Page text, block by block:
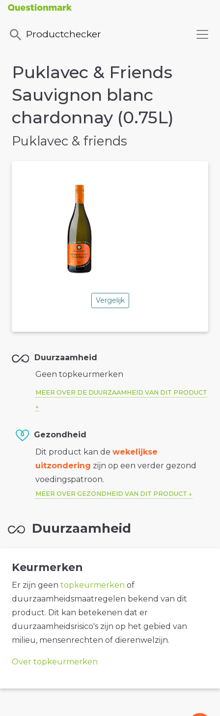
Productchecker
Puklavec & Friends
Sauvignon blanc
chardonnay (0.75L)
Puklavec & friends
Vergelijk
Duurzaamheid
Geen topkeurmerken
MEER OVER DE DUURZAAMHEID VAN DIT PRODUCT
Gezondheid
Dit product kan de wekelijkse
uitzondering zijn op een verder gezond
voedingspatroon.
MEER OVER GEZONDHEID VAN DIT PRODUCT
Duurzaamheid
Keurmerken
Er zijn geen topkeurmerken of
duurzaamheidsmaatregelen bekend van dit
product. Dit kan betekenen dat er
duurzaamheidsrisico's zijn op het gebied van
milieu, mensenrechten of dierenwelzijn.
Over topkeurmerken